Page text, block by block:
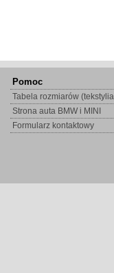
Pomoc
Tabela rozmiarów
Strona auta BMW i MINI
Formularz kontaktowy